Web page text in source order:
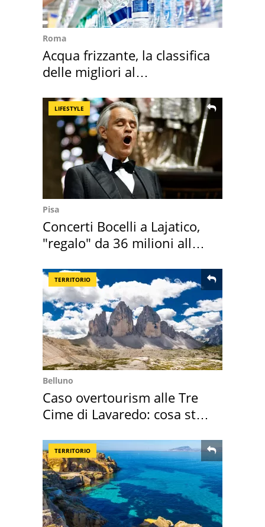
Roma
Acqua frizzante, la classifica
delle migliori al
LIFESTYLE
Pisa
Concerti Bocelli a Lajatico,
"regalo" da 36 milioni alla
TERRITORIO
Belluno
Caso overtourism alle Tre
Cime di Lavaredo: cosa sta
TERRITORIO